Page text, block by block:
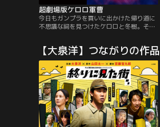
超劇場版ケロロ軍曹
今日もガンプラを買いに出かけた帰り道に
不思議な祠を見つけたケロロと冬樹。その
はケロロが壷を割ったため、ケロン星の古
代最終兵器・キルルの封印が解けたせいら
しい。ケロロたちの前に現れたミララは、
キルルについて教えるが…。【提供：バン
ダイチャンネル】
【大泉洋】つながりの作品